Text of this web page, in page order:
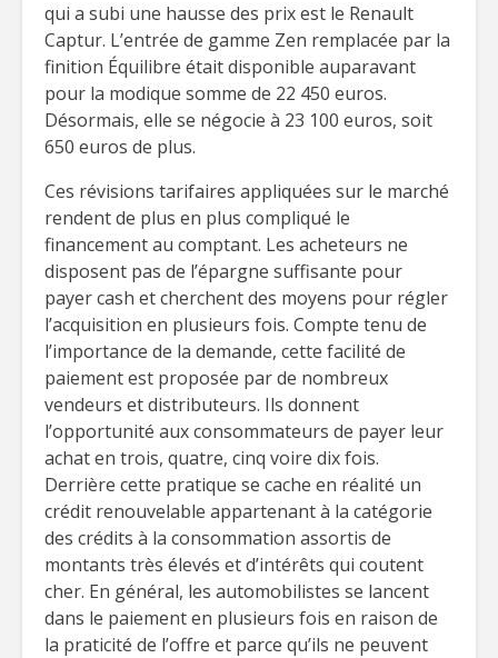
qui a subi une hausse des prix est le Renault
Captur. L’entrée de gamme Zen remplacée par la
finition Équilibre était disponible auparavant
pour la modique somme de 22 450 euros.
Désormais, elle se négocie à 23 100 euros, soit
650 euros de plus.
Ces révisions tarifaires appliquées sur le marché
rendent de plus en plus compliqué le
financement au comptant. Les acheteurs ne
disposent pas de l’épargne suffisante pour
payer cash et cherchent des moyens pour régler
l’acquisition en plusieurs fois. Compte tenu de
l’importance de la demande, cette facilité de
paiement est proposée par de nombreux
vendeurs et distributeurs. Ils donnent
l’opportunité aux consommateurs de payer leur
achat en trois, quatre, cinq voire dix fois.
Derrière cette pratique se cache en réalité un
crédit renouvelable appartenant à la catégorie
des crédits à la consommation assortis de
montants très élevés et d’intérêts qui coutent
cher. En général, les automobilistes se lancent
dans le paiement en plusieurs fois en raison de
la praticité de l’offre et parce qu’ils ne peuvent